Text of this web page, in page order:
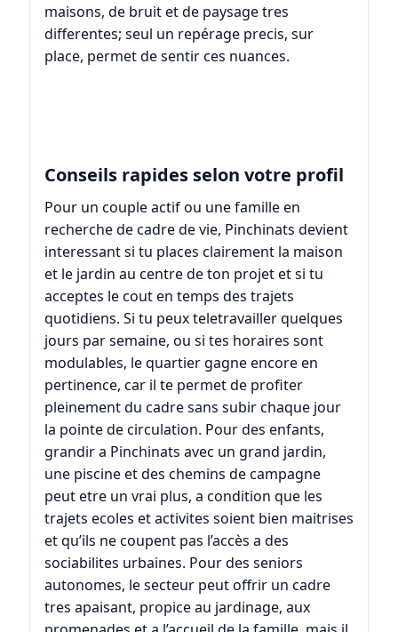
maisons, de bruit et de paysage tres
differentes; seul un repérage precis, sur
place, permet de sentir ces nuances.
Conseils rapides selon votre profil
Pour un couple actif ou une famille en
recherche de cadre de vie, Pinchinats devient
interessant si tu places clairement la maison
et le jardin au centre de ton projet et si tu
acceptes le cout en temps des trajets
quotidiens. Si tu peux teletravailler quelques
jours par semaine, ou si tes horaires sont
modulables, le quartier gagne encore en
pertinence, car il te permet de profiter
pleinement du cadre sans subir chaque jour
la pointe de circulation. Pour des enfants,
grandir a Pinchinats avec un grand jardin,
une piscine et des chemins de campagne
peut etre un vrai plus, a condition que les
trajets ecoles et activites soient bien maitrises
et qu’ils ne coupent pas l’accès a des
sociabilites urbaines. Pour des seniors
autonomes, le secteur peut offrir un cadre
tres apaisant, propice au jardinage, aux